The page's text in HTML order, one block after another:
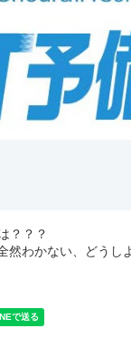
？？？
然わかない、どうし